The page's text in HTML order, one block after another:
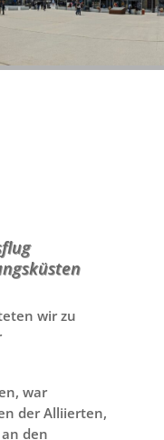
wir zu
war
der Alliierten,
den